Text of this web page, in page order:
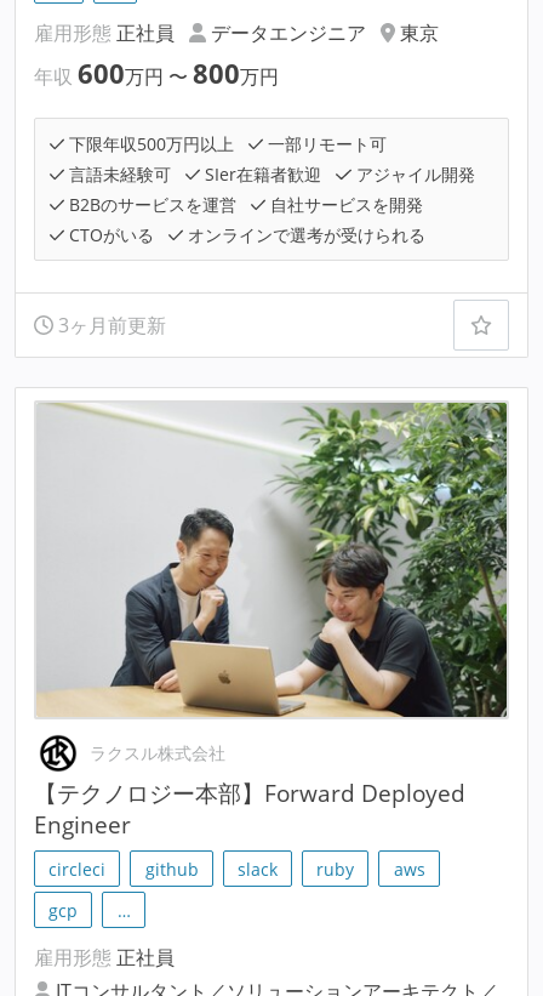
雇用形態 正社員 データエンジニア
東京
年収 600万円 〜 800万円
下限年収500万円以上
一部リモート可
言語未経験可
SIer在籍者歓迎
アジャイル開発
B2Bのサービスを運営
自社サービスを開発
CTOがいる
オンラインで選考が受けられる
3ヶ月前更新
ラクスル株式会社
【テクノロジー本部】Forward Deployed
Engineer
circleci github slack ruby
aws
gcp
…
雇用形態 正社員